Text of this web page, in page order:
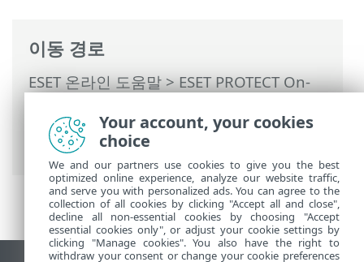
이동 경로
ESET 온라인 도움말>ESET PROTECT On-
ESET PROTECT On-Prem 기본 메뉴>작업
클라이언트 작업
Your account, your cookies
choice
We and our partners use cookies to give you the best
optimized online experience, analyze our website traffic,
and serve you with personalized ads. You can agree to the
collection of all cookies by clicking "Accept all and close",
decline all non-essential cookies by choosing "Accept
essential cookies only", or adjust your cookie settings by
clicking "Manage cookies". You also have the right to
withdraw your consent or change your cookie preferences